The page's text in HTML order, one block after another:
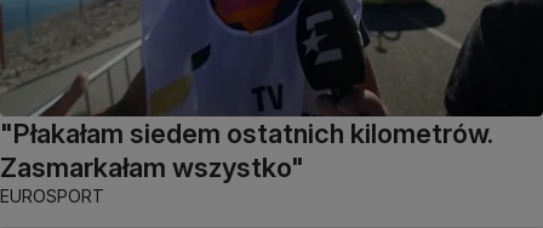
"Płakałam siedem ostatnich kilometrów.
Zasmarkałam wszystko"
EUROSPORT